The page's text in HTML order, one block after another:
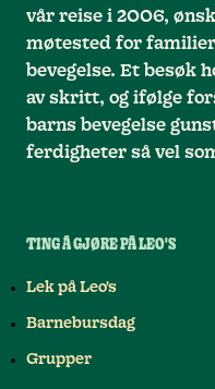
vår reise i 2006,
møtested for familier
bevegelse. Et besøk
av skritt, og ifølge
barns bevegelse
ferdigheter så vel
TING Å GJØRE PÅ LEO'S
Lek på Leo's
Barnebursdag
Grupper